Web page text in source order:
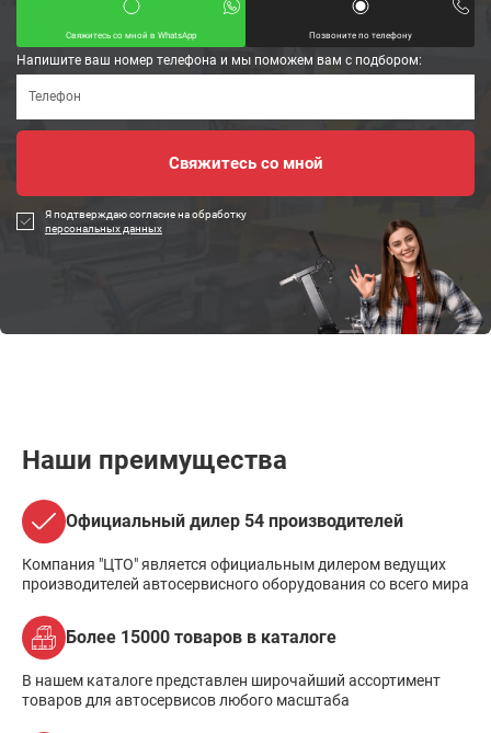
Свяжитесь со мной в WhatsApp Позвоните по телефону
Напишите ваш номер телефона и мы поможем вам с подбором:
Я подтверждаю согласие на обработку
персональных данных
Наши преимущества
Официальный дилер 54 производителей
Компания "ЦТО" является официальным дилером ведущих
производителей автосервисного оборудования со всего мира
Более 15000 товаров в каталоге
В нашем каталоге представлен широчайший ассортимент
товаров для автосервисов любого масштаба